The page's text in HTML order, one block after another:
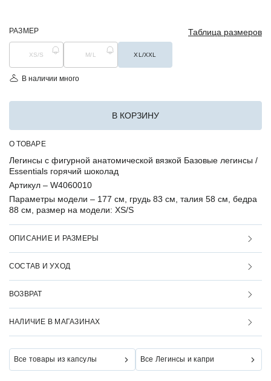
РАЗМЕР Таблица размеров
XS/S M/L XL/XXL
В наличии много
В КОРЗИНУ
О ТОВАРЕ
Легинсы с фигурной анатомической вязкой Базовые легинсы /
Essentials горячий шоколад
Артикул – W4060010
Параметры модели – 177 см, грудь 83 см, талия 58 см, бедра
88 см, размер на модели: XS/S
ОПИСАНИЕ И РАЗМЕРЫ
СОСТАВ И УХОД
ВОЗВРАТ
НАЛИЧИЕ В МАГАЗИНАХ
Все товары из капсулы Все Легинсы и капри